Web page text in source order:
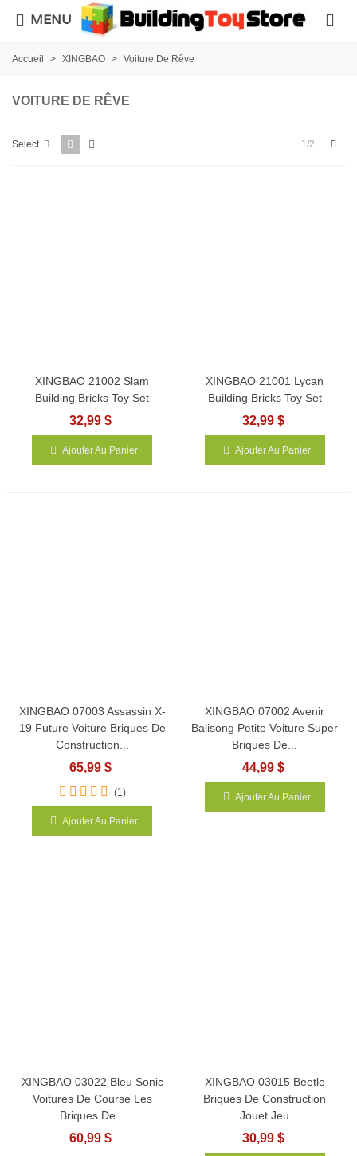
MENU
Accueil > XINGBAO > Voiture De Rêve
VOITURE DE RÊVE
Select 1/2
XINGBAO 21002 Slam
Building Bricks Toy Set
32,99 $
Ajouter Au Panier
XINGBAO 21001 Lycan
Building Bricks Toy Set
32,99 $
Ajouter Au Panier
XINGBAO 07003 Assassin X-
19 Future Voiture Briques De
Construction...
65,99 $
(1)
Ajouter Au Panier
XINGBAO 07002 Avenir
Balisong Petite Voiture Super
Briques De...
44,99 $
Ajouter Au Panier
XINGBAO 03022 Bleu Sonic
Voitures De Course Les
Briques De...
60,99 $
XINGBAO 03015 Beetle
Briques De Construction
Jouet Jeu
30,99 $